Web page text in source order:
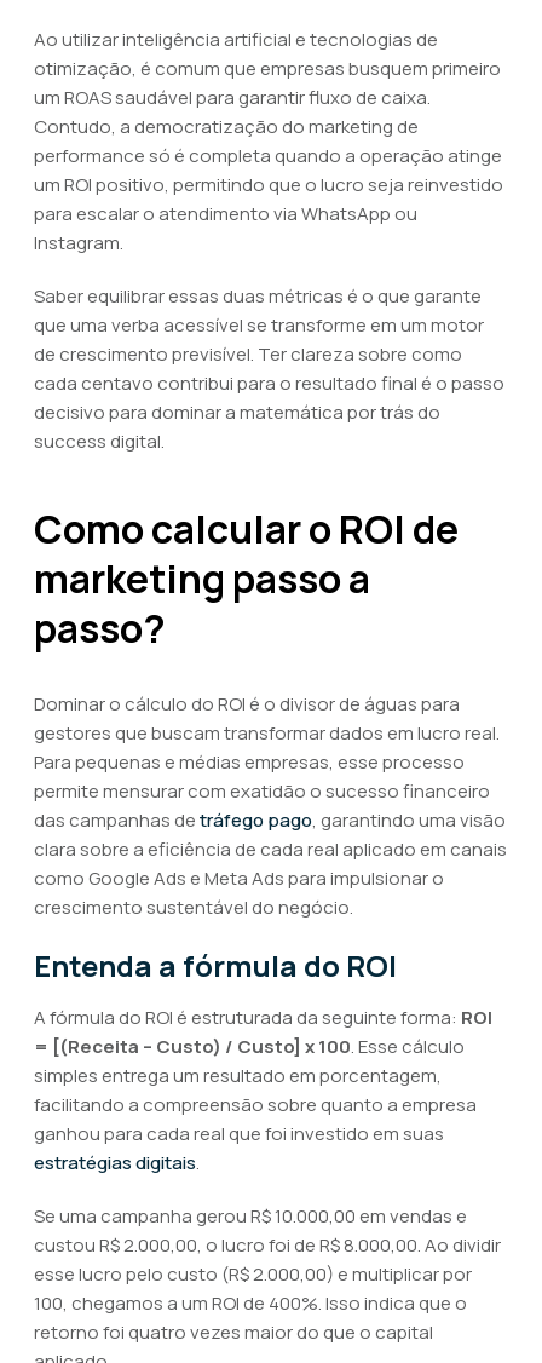
Ao utilizar inteligência artificial e tecnologias de
otimização, é comum que empresas busquem primeiro
um ROAS saudável para garantir fluxo de caixa.
Contudo, a democratização do marketing de
performance só é completa quando a operação atinge
um ROI positivo, permitindo que o lucro seja reinvestido
para escalar o atendimento via WhatsApp ou
Instagram.
Saber equilibrar essas duas métricas é o que garante
que uma verba acessível se transforme em um motor
de crescimento previsível. Ter clareza sobre como
cada centavo contribui para o resultado final é o passo
decisivo para dominar a matemática por trás do
success digital.
Como calcular o ROI de
marketing passo a
passo?
Dominar o cálculo do ROI é o divisor de águas para
gestores que buscam transformar dados em lucro real.
Para pequenas e médias empresas, esse processo
permite mensurar com exatidão o sucesso financeiro
das campanhas detráfego pago, garantindo uma visão
clara sobre a eficiência de cada real aplicado em canais
como Google Ads e Meta Ads para impulsionar o
crescimento sustentável do negócio.
Entenda a fórmula do ROI
A fórmula do ROI é estruturada da seguinte forma: ROI
= [(Receita – Custo) / Custo] x 100. Esse cálculo
simples entrega um resultado em porcentagem,
facilitando a compreensão sobre quanto a empresa
ganhou para cada real que foi investido em suas
estratégias digitais.
Se uma campanha gerou R$ 10.000,00 em vendas e
custou R$ 2.000,00, o lucro foi de R$ 8.000,00. Ao dividir
esse lucro pelo custo (R$ 2.000,00) e multiplicar por
100, chegamos a um ROI de 400%. Isso indica que o
retorno foi quatro vezes maior do que o capital